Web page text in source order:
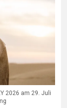
2026 am 29. Juli